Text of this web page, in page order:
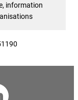
information